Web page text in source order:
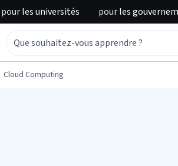
pourles universités pourles
Cloud Computing